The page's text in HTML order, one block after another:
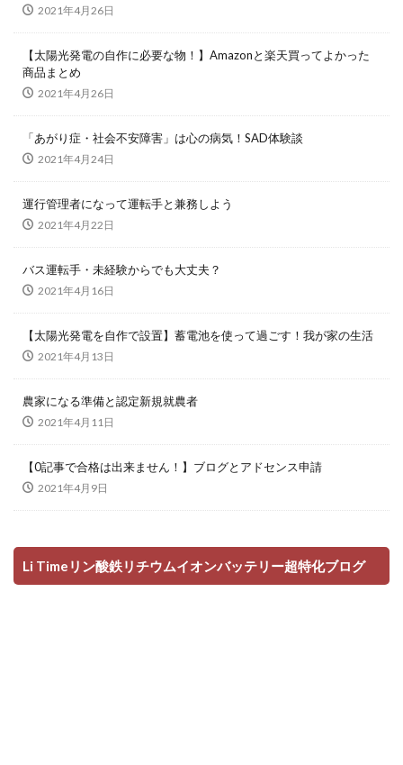
2021年4月26日
【太陽光発電の自作に必要な物！】Amazonと楽天買ってよかった
商品まとめ
2021年4月26日
「あがり症・社会不安障害」は心の病気！SAD体験談
2021年4月24日
運行管理者になって運転手と兼務しよう
2021年4月22日
バス運転手・未経験からでも大丈夫？
2021年4月16日
【太陽光発電を自作で設置】蓄電池を使って過ごす！我が家の生活
2021年4月13日
農家になる準備と認定新規就農者
2021年4月11日
【0記事で合格は出来ません！】ブログとアドセンス申請
2021年4月9日
Li Timeリン酸鉄リチウムイオンバッテリー超特化ブログ